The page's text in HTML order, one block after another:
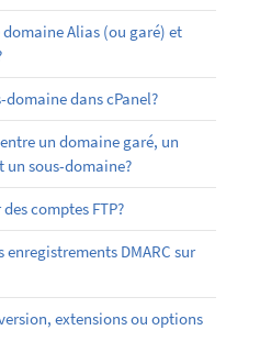
domaine Alias (ou garé) et
dans cPanel?
un domaine garé, un
sous-domaine?
comptes FTP?
DMARC sur
extensions ou options